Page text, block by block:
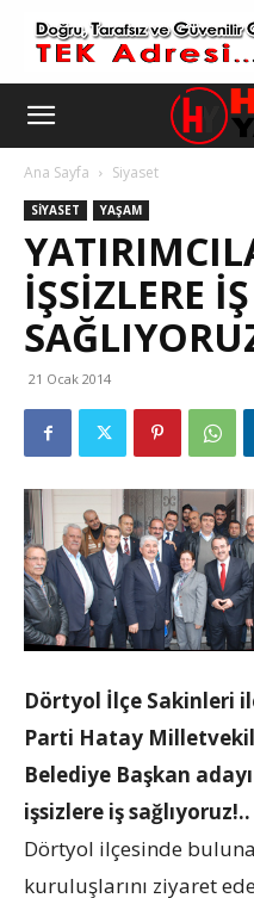
Ana Sayfa Siyaset
SIYASET YAŞAM
IŞSIZLERE IŞ
21 Ocak 2014
Dörtyol İlçe Sakinleri
Parti Hatay
Belediye Başkan
işsizlere iş sağlıyoruz!..
Dörtyol ilçesinde
kuruluşlarını ziyaret